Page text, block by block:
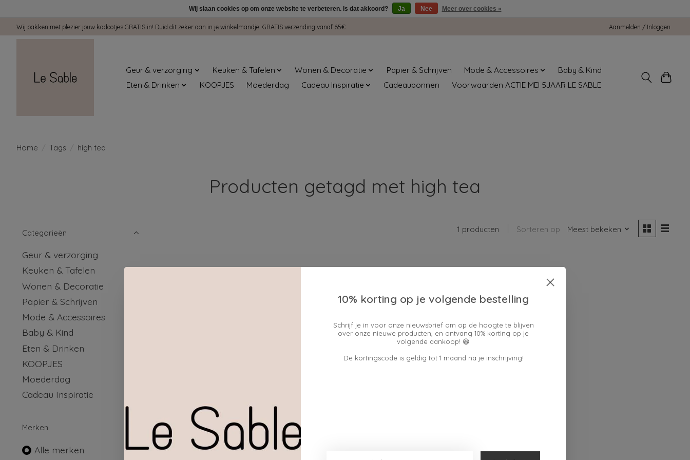
Wij pakken met plezier jouw kadootjes GRATIS in! Duid dit zeker aan in je winkelmandje. GRATIS verzending vanaf 65€. Aanmelden / Inloggen
Geur & verzorging Keuken & Tafelen Wonen & Decoratie Papier & Schrijven Mode & Accessoires
Baby & Kind
Eten & Drinken
KOOPJES Moederdag Cadeau Inspiratie Cadeaubonnen Voorwaarden ACTIE MEI 5JAAR LE SABLE
Home / Tags / high tea
Producten getagd met high tea
Categorieën
Geur & verzorging
Keuken & Tafelen
Wonen & Decoratie
Papier & Schrijven
Mode & Accessoires
Baby & Kind
Eten & Drinken
KOOPJES
Moederdag
Cadeau Inspiratie
Merken
Alle merken
1 producten Sorteren op Meest bekeken
SENZA GIFT VOUCHERS WIT
€7,95
Wij slaan cookies op om onze website te verbeteren. Is dat akkoord? Ja Nee Meer over cookies »
10% korting op je volgende bestelling
Schrijf je in voor onze nieuwsbrief om op de hoogte te blijven
over onze nieuwe producten, en ontvang 10% korting op je
volgende aankoop! 😀
De kortingscode is geldig tot 1 maand na je inschrijving!